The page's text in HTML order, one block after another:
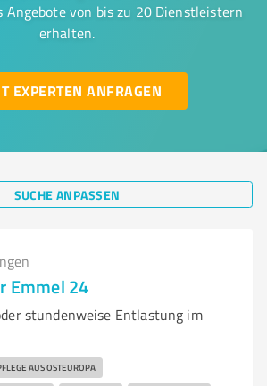
Angebote von bis zu 20 Dienstleistern
erhalten.
EXPERTEN ANFRAGEN
SUCHE ANPASSEN
Emmel 24
stundenweise Entlastung im
AUS OSTEUROPA